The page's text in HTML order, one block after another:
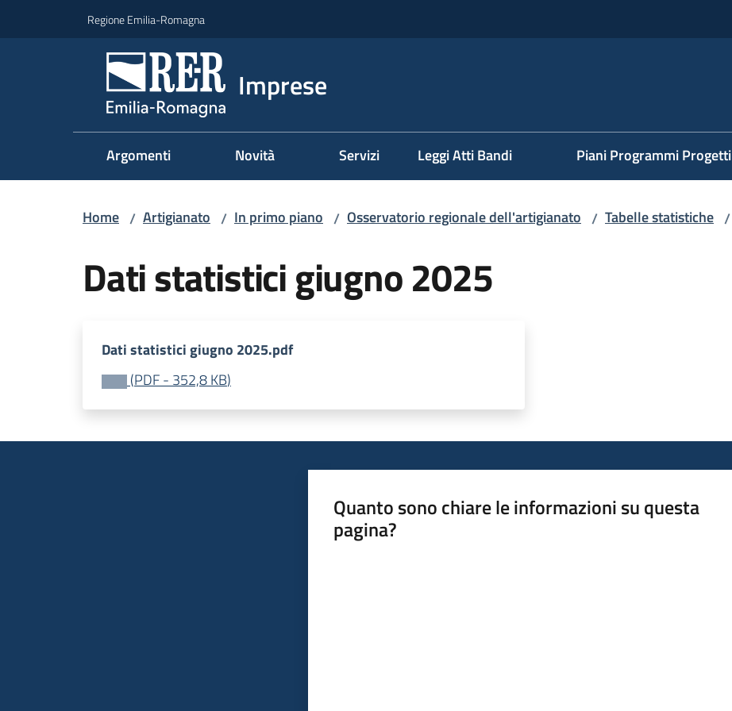
Regione Emilia-Romagna
Imprese
Argomenti Novità Servizi Leggi Atti Bandi Piani Programmi Progetti
Home / Artigianato / In primo piano / Osservatorio regionale dell'artigianato / Tabelle statistiche /
Dati statistici giugno 2025
Dati statistici giugno 2025.pdf
(PDF- 352,8 KB)
Quanto sono chiare le informazioni su questa
pagina?